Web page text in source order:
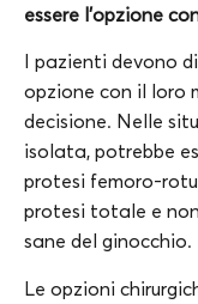
essere l’opzione
I pazienti devono
opzione con il loro
decisione. Nelle
isolata, potrebbe
protesi femoro-
protesi totale e
sane del ginocchio.
Le opzioni